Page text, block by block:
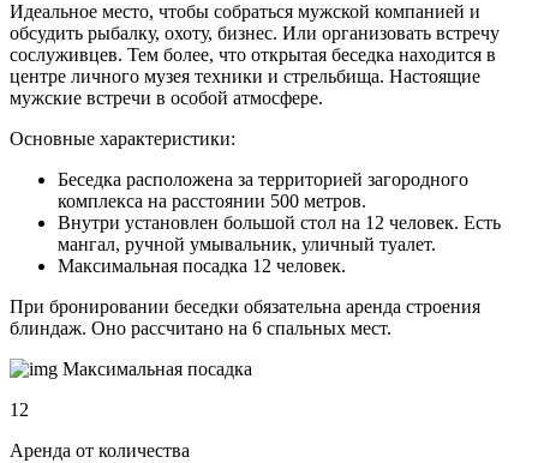
Идеальное место, чтобы собраться мужской компанией и
обсудить рыбалку, охоту, бизнес. Или организовать встречу
сослуживцев. Тем более, что открытая беседка находится в
центре личного музея техники и стрельбища. Настоящие
мужские встречи в особой атмосфере.
Основные характеристики:
Беседка расположена за территорией загородного
комплекса на расстоянии 500 метров.
Внутри установлен большой стол на 12 человек. Есть
мангал, ручной умывальник, уличный туалет.
Максимальная посадка 12 человек.
При бронировании беседки обязательна аренда строения
блиндаж. Оно рассчитано на 6 спальных мест.
Максимальная посадка
12
Аренда от количества